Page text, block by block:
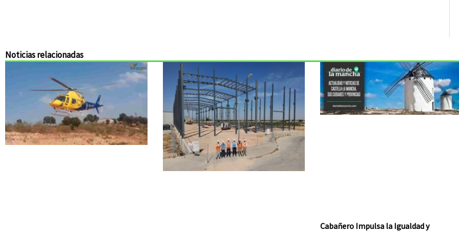
Noticias relacionadas
Cabañero Impulsa la Igualdad y